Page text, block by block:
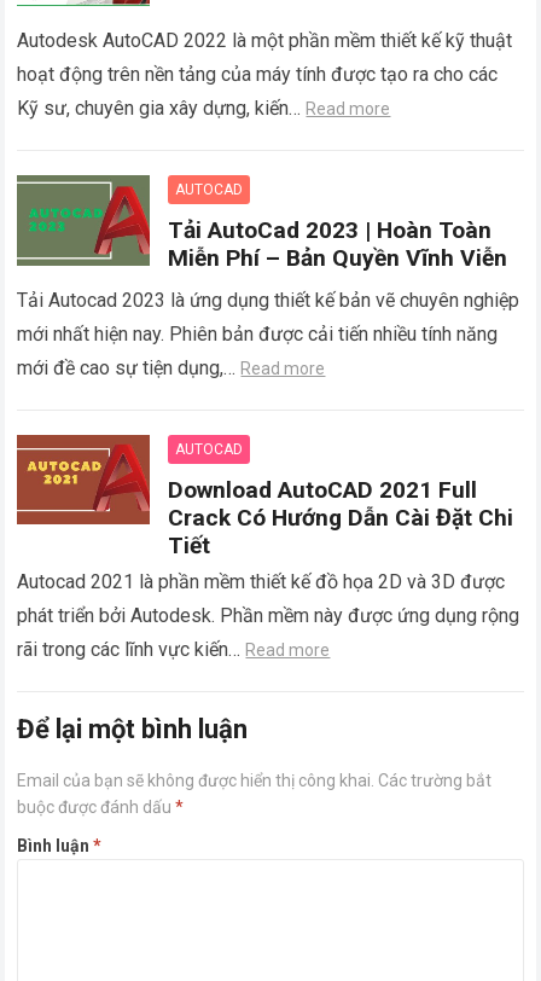
Autodesk AutoCAD 2022 là một phần mềm thiết kế kỹ thuật
hoạt động trên nền tảng của máy tính được tạo ra cho các
Kỹ sư, chuyên gia xây dựng, kiến… Read more
AUTOCAD
Tải AutoCad 2023 | Hoàn Toàn
Miễn Phí – Bản Quyền Vĩnh Viễn
Tải Autocad 2023 là ứng dụng thiết kế bản vẽ chuyên nghiệp
mới nhất hiện nay. Phiên bản được cải tiến nhiều tính năng
mới đề cao sự tiện dụng,… Read more
AUTOCAD
Download AutoCAD 2021 Full
Crack Có Hướng Dẫn Cài Đặt Chi
Tiết
Autocad 2021 là phần mềm thiết kế đồ họa 2D và 3D được
phát triển bởi Autodesk. Phần mềm này được ứng dụng rộng
rãi trong các lĩnh vực kiến… Read more
Để lại một bình luận
Email của bạn sẽ không được hiển thị công khai. Các trường bắt
buộc được đánh dấu*
Bình luận*